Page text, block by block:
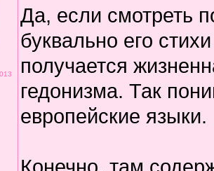
Да, если смотреть
буквально его
получается
гедонизма. Так
европейские языки.